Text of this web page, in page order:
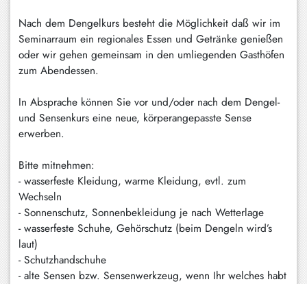
Nach dem Dengelkurs besteht die Möglichkeit daß wir im
Seminarraum ein regionales Essen und Getränke genießen
oder wir gehen gemeinsam in den umliegenden Gasthöfen
zum Abendessen.
In Absprache können Sie vor und/oder nach dem Dengel-
und Sensenkurs eine neue, körperangepasste Sense
erwerben.
Bitte mitnehmen:
- wasserfeste Kleidung, warme Kleidung, evtl. zum
Wechseln
- Sonnenschutz, Sonnenbekleidung je nach Wetterlage
- wasserfeste Schuhe, Gehörschutz (beim Dengeln wird’s
laut)
- Schutzhandschuhe
- alte Sensen bzw. Sensenwerkzeug, wenn Ihr welches habt